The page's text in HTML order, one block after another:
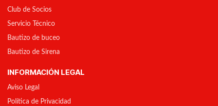
Club de Socios
Servicio Técnico
Bautizo de buceo
Bautizo de Sirena
INFORMACIÓN LEGAL
Aviso Legal
Política de Privacidad